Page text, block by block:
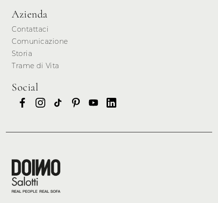
Azienda
Contattaci
Comunicazione
Storia
Trame di Vita
Social